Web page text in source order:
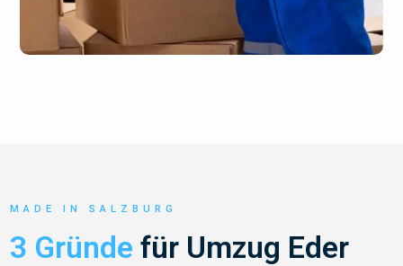
MADE IN SALZBURG
3 Gründe für Umzug Eder